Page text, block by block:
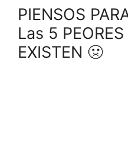
PIENSOS
Las 5
EXISTEN 🤢